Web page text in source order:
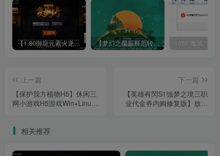
【1.80御龍元素火龙[摸摸登陆器]】战神引擎WIN服务端+GM工具+充值后台+双端+架设教程 【梦幻之星辰释厄转尊享挂机版】MT3换皮梦幻西游Linux服务端+GM后台+双端+源码+架设教程
上一篇
【保护我方植物H5】休闲三
网小游戏H5游戏Win+Linux
下一篇
【英雄有閃S1蚀梦之境三职
业代金券内购修复版】放置
相关推荐